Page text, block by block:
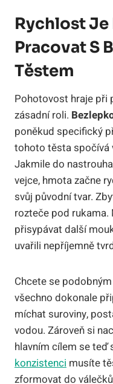
Rychlost
Pracovat S
Těstem
Pohotovost hraje při
zásadní roli.
poněkud specifický
tohoto těsta spočívá
Jakmile do
vejce, hmota začne
svůj původní tvar.
rozteče pod
přisypávat další
uvařili nepříjemně
Chcete se
všechno dokonale
míchat suroviny,
vodou. Zároveň si
hlavním cílem se teď
konzistenci musíte
zformovat do